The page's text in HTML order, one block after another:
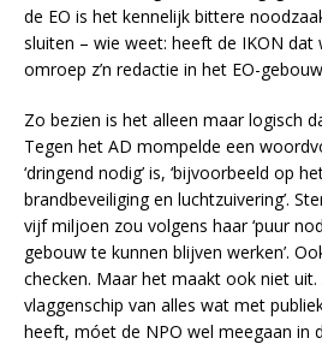
de EO is het kennelijk bittere
sluiten – wie weet: heeft de IKON dat
omroep z’n redactie in het EO-
Zo bezien is het alleen maar logisch
Tegen het AD mompelde een
‘dringend nodig’ is, ‘bijvoorbeeld op
brandbeveiliging en luchtzuivering’.
vijf miljoen zou volgens haar ‘puur
gebouw te kunnen blijven werken’.
checken. Maar het maakt ook niet
vlaggenschip van alles wat met
heeft, móet de NPO wel meegaan in